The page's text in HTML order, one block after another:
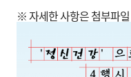
※ 자세한 사항은 첨부파